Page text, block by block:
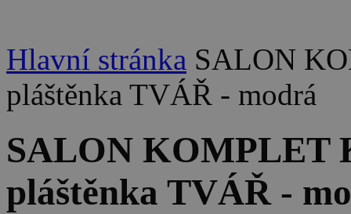
Hlavní stránka SALON
pláštěnka TVÁŘ - modrá
SALON KOMPLET
pláštěnka TVÁŘ -